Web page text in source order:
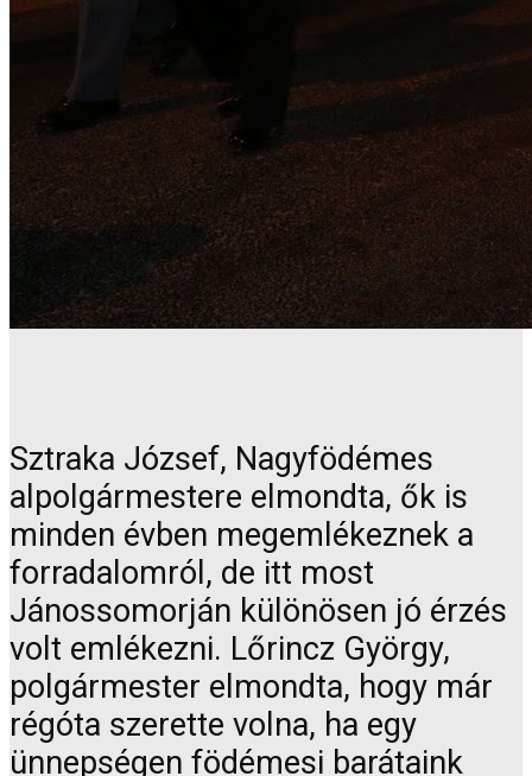
Sztraka József, Nagyfödémes
alpolgármestere elmondta, ők is
minden évben megemlékeznek a
forradalomról, de itt most
Jánossomorján különösen jó érzés
volt emlékezni. Lőrincz György,
polgármester elmondta, hogy már
régóta szerette volna, ha egy
ünnepségen födémesi barátaink